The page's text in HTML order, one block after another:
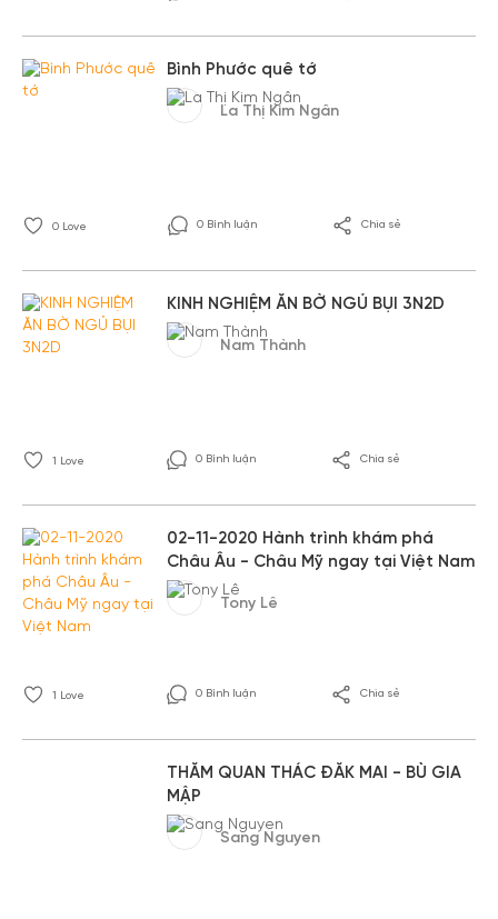
Bình Phước quê tớ
La Thị Kim Ngân
0 Love 0 Bình luận Chia sẻ
KINH NGHIỆM ĂN BỜ NGỦ BỤI 3N2D
Nam Thành
1 Love 0 Bình luận Chia sẻ
02-11-2020 Hành trình khám phá
Châu Âu - Châu Mỹ ngay tại Việt Nam
Tony Lê
1 Love 0 Bình luận Chia sẻ
THĂM QUAN THÁC ĐẮK MAI - BÙ GIA
MẬP
Sang Nguyen